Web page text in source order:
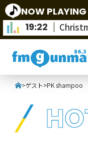
NOW PLAYING
19:22
>ゲスト>PK shampoo